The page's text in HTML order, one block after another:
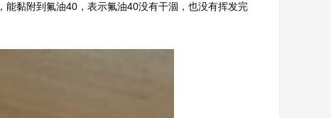
黏附到氟油40，表示氟油40没有干涸，也没有挥发完